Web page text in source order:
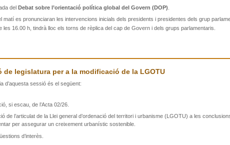
del Debat sobre l’orientació política global del Govern (DOP)
matí es pronunciaran les intervencions inicials dels presidents i presidentes dels grup
les 16.00 h, tindrà lloc els torns de rèplica del cap de Govern i dels grups parlamentaris.
de legislatura per a la modificació de la LGOTU
d’aquesta sessió és el següent:
si escau, de l’Acta 02/26.
de l’articulat de la Llei general d’ordenació del territori i urbanisme (LGOTU) a les
per assegurar un creixement urbanístic sostenible.
d’interès.